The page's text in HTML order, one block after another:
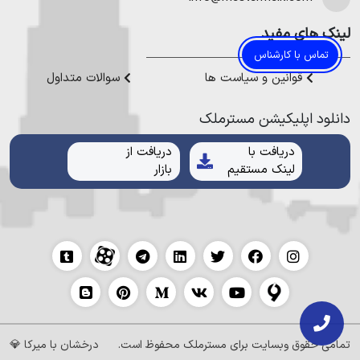
تماس با کارشناس
لینک های مفید
قوانین و سیاست ها سوالات متداول
دانلود اپلیکیشن مستر‌ملک
دریافت با
لینک مستقیم
دریافت از
بازار
تمامی حقوق وبسایت برای مسترملک محفوظ است. درخشان با میرکا 💎